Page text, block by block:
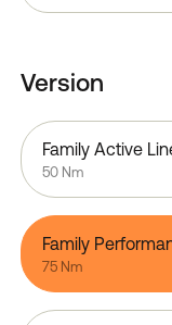
Version
Family Active
50 Nm
Family
75 Nm